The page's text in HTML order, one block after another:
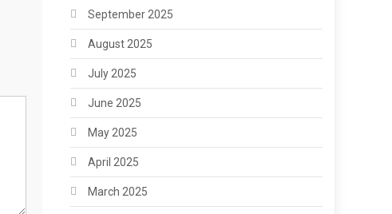
September 2025
August 2025
July 2025
June 2025
May 2025
April 2025
March 2025